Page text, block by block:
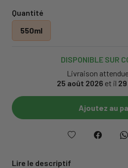
Quantité
550ml
DISPONIBLE SUR
Livraison
25 août 2026 et il
Ajoutez au
Lire le descriptif